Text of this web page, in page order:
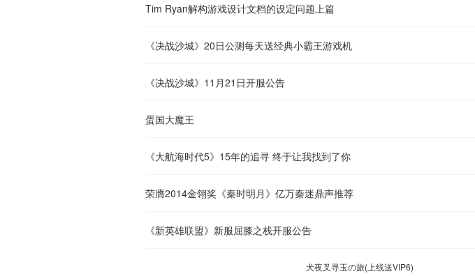
Tim Ryan解构游戏设计文档的设定问题上篇
《决战沙城》20日公测每天送经典小霸王游戏机
《决战沙城》11月21日开服公告
蛋国大魔王
《大航海时代5》15年的追寻 终于让我找到了你
荣膺2014金翎奖《秦时明月》亿万秦迷鼎声推荐
《新英雄联盟》新服屈膝之栈开服公告
犬夜叉寻玉の旅(上线送VIP6)